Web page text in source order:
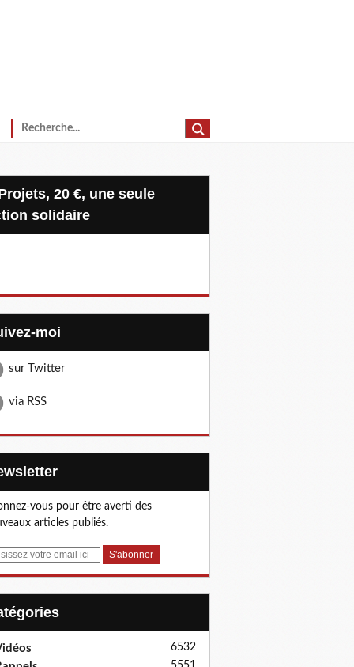
solidaire
moi
sur Twitter
via RSS
vous pour être averti des
articles publiés.
6532